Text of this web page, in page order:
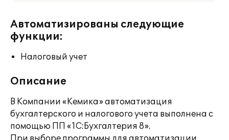
Автоматизированы следующие
функции:
Налоговый учет
Описание
В Компании «Кемика» автоматизация
бухгалтерского и налогового учета выполнена с
помощью ПП «1С:Бухгалтерия 8».